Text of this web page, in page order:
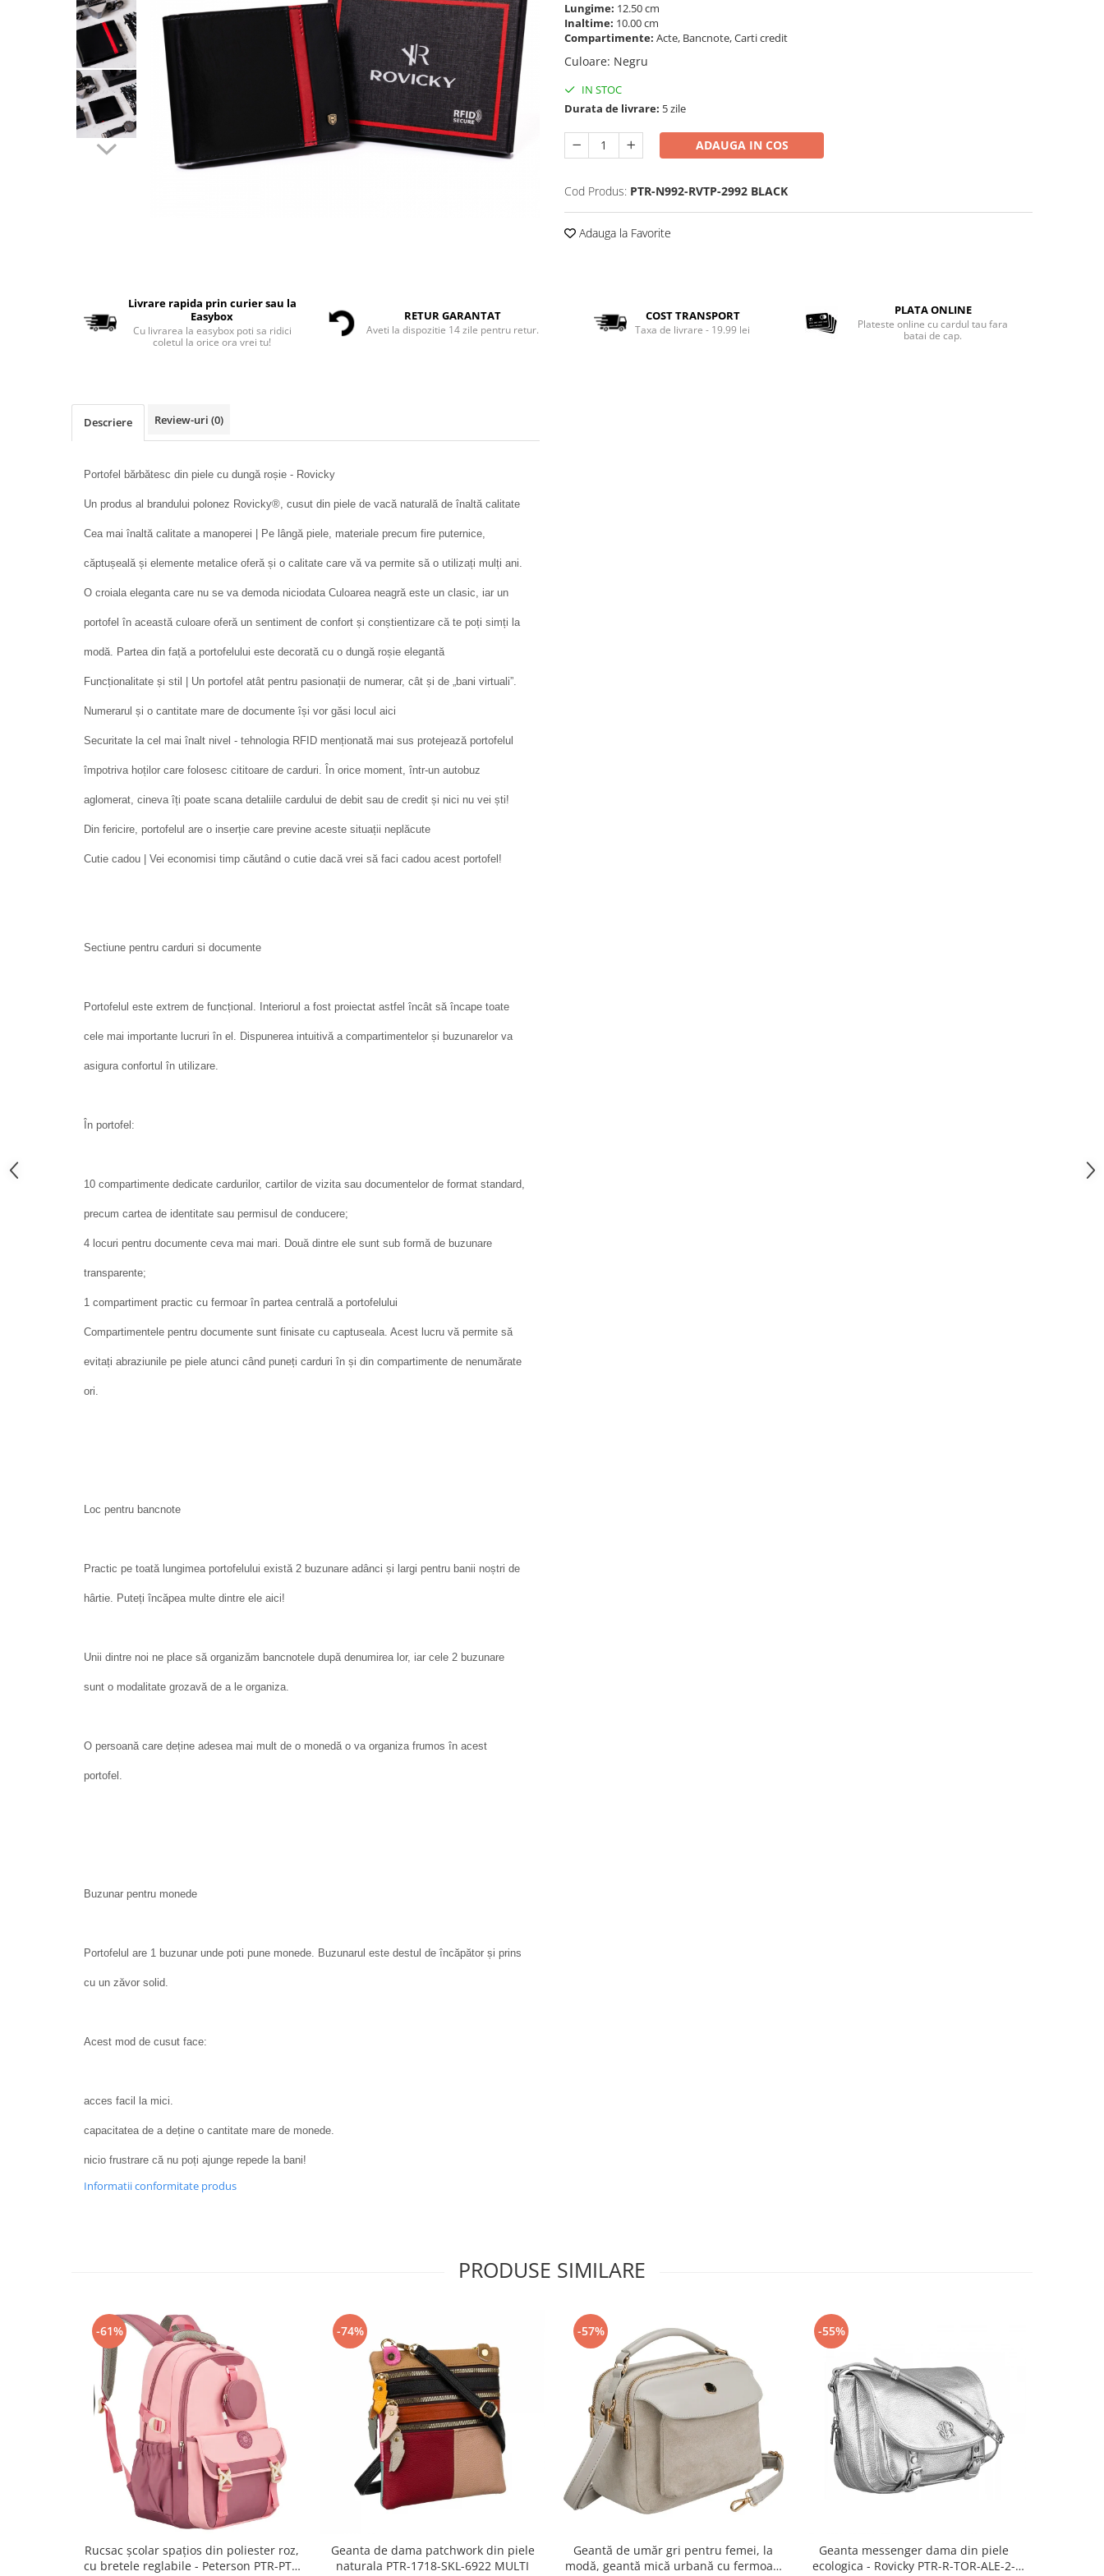
Lungime: 12.50 cm
Inaltime: 10.00 cm
Compartimente: Acte, Bancnote, Carti credit
Culoare: Negru
IN STOC
Durata de livrare: 5 zile
ADAUGA IN COS
Cod Produs: PTR-N992-RVTP-2992 BLACK
Adauga la Favorite
Livrare rapida prin curier sau la
Easybox
Cu livrarea la easybox poti sa ridici
coletul la orice ora vrei tu!
RETUR GARANTAT
Aveti la dispozitie 14 zile pentru retur.
COST TRANSPORT
Taxa de livrare - 19.99 lei
PLATA ONLINE
Plateste online cu cardul tau fara
batai de cap.
Descriere Review-uri (0)
Portofel bărbătesc din piele cu dungă roșie - Rovicky
Un produs al brandului polonez Rovicky®, cusut din piele de vacă naturală de înaltă calitate
Cea mai înaltă calitate a manoperei | Pe lângă piele, materiale precum fire puternice,
căptușeală și elemente metalice oferă și o calitate care vă va permite să o utilizați mulți ani.
O croiala eleganta care nu se va demoda niciodata Culoarea neagră este un clasic, iar un
portofel în această culoare oferă un sentiment de confort și conștientizare că te poți simți la
modă. Partea din față a portofelului este decorată cu o dungă roșie elegantă
Funcționalitate și stil | Un portofel atât pentru pasionații de numerar, cât și de „bani virtuali”.
Numerarul și o cantitate mare de documente își vor găsi locul aici
Securitate la cel mai înalt nivel - tehnologia RFID menționată mai sus protejează portofelul
împotriva hoților care folosesc cititoare de carduri. În orice moment, într-un autobuz
aglomerat, cineva îți poate scana detaliile cardului de debit sau de credit și nici nu vei ști!
Din fericire, portofelul are o inserție care previne aceste situații neplăcute
Cutie cadou | Vei economisi timp căutând o cutie dacă vrei să faci cadou acest portofel!
Sectiune pentru carduri si documente
Portofelul este extrem de funcțional. Interiorul a fost proiectat astfel încât să încape toate
cele mai importante lucruri în el. Dispunerea intuitivă a compartimentelor și buzunarelor va
asigura confortul în utilizare.
În portofel:
10 compartimente dedicate cardurilor, cartilor de vizita sau documentelor de format standard,
precum cartea de identitate sau permisul de conducere;
4 locuri pentru documente ceva mai mari. Două dintre ele sunt sub formă de buzunare
transparente;
1 compartiment practic cu fermoar în partea centrală a portofelului
Compartimentele pentru documente sunt finisate cu captuseala. Acest lucru vă permite să
evitați abraziunile pe piele atunci când puneți carduri în și din compartimente de nenumărate
ori.
Loc pentru bancnote
Practic pe toată lungimea portofelului există 2 buzunare adânci și largi pentru banii noștri de
hârtie. Puteți încăpea multe dintre ele aici!
Unii dintre noi ne place să organizăm bancnotele după denumirea lor, iar cele 2 buzunare
sunt o modalitate grozavă de a le organiza.
O persoană care deține adesea mai mult de o monedă o va organiza frumos în acest
portofel.
Buzunar pentru monede
Portofelul are 1 buzunar unde poti pune monede. Buzunarul este destul de încăpător și prins
cu un zăvor solid.
Acest mod de cusut face:
acces facil la mici.
capacitatea de a deține o cantitate mare de monede.
nicio frustrare că nu poți ajunge repede la bani!
Informatii conformitate produs
PRODUSE SIMILARE
-61%
Rucsac școlar spațios din poliester roz,
cu bretele reglabile - Peterson PTR-PTN
-74%
Geanta de dama patchwork din piele
naturala PTR-1718-SKL-6922 MULTI
-57%
Geantă de umăr gri pentru femei, la
modă, geantă mică urbană cu fermoar,
-55%
Geanta messenger dama din piele
ecologica - Rovicky PTR-R-TOR-ALE-2-